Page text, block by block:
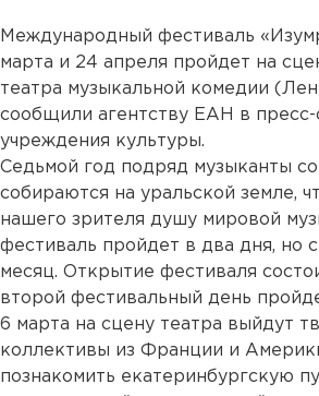
Международный фестиваль
марта и 24 апреля пройдет на
театра музыкальной комедии
сообщили агентству ЕАН в пресс-
учреждения культуры.
Седьмой год подряд музыканты
собираются на уральской земле,
нашего зрителя душу мировой
фестиваль пройдет в два дня, но
месяц. Открытие фестиваля
второй фестивальный день
6 марта на сцену театра выйдут
коллективы из Франции и
познакомить екатеринбургскую